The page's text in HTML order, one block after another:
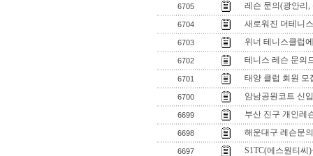
6705 레슨 문의(광안리,
6704 새로워진 더테니
6703 위너 테니스클럽
6702 테니스 레슨 문의
6701 태양 클럽 회원 모
6700 암남공원코트 신
6699 부산 진구 개인레
6698 해운대구 레슨문의
6697 S1TC(에스원티씨